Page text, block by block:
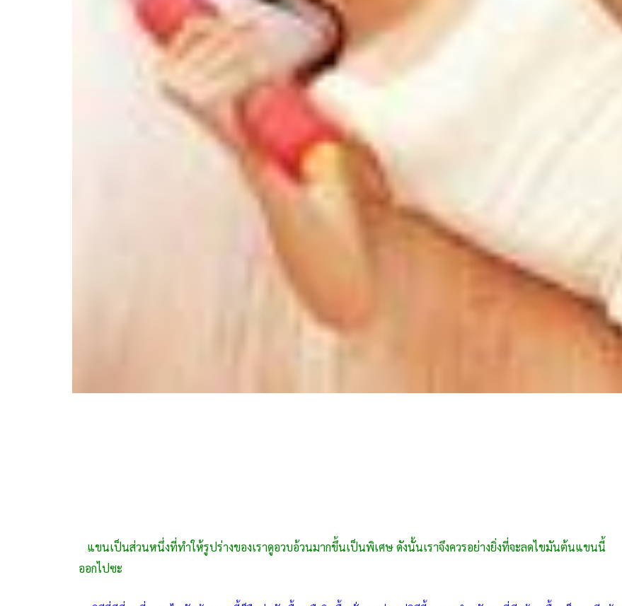
แขนเป็นส่วนหนึ่งที่ทำให้รูปร่างของเราดูอวบอ้วนมากขึ้นเป็นพิเศษ ดังนั้นเราจึงควรอย่างยิ่งที่จะลดไขมันต้นแขนนี้
ออกไปซะ